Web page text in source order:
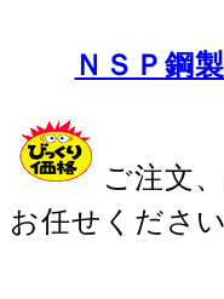
ＮＳＰ鋼
ご注文
お任せくださ